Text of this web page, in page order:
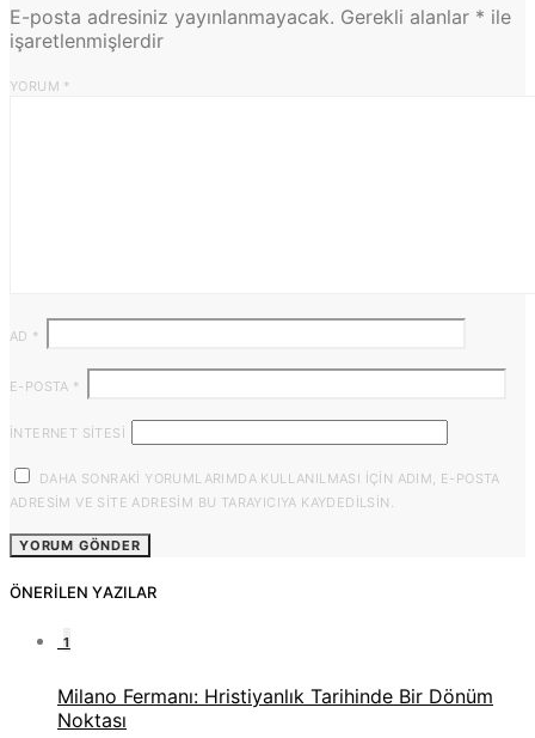
E-posta adresiniz yayınlanmayacak. Gerekli alanlar * ile
işaretlenmişlerdir
YORUM *
AD *
E-POSTA *
İNTERNET SITESI
DAHA SONRAKI YORUMLARIMDA KULLANILMASI IÇIN ADIM, E-POSTA
ADRESIM VE SITE ADRESIM BU TARAYICIYA KAYDEDILSIN.
ÖNERILEN YAZILAR
1
Milano Fermanı: Hristiyanlık Tarihinde Bir Dönüm
Noktası